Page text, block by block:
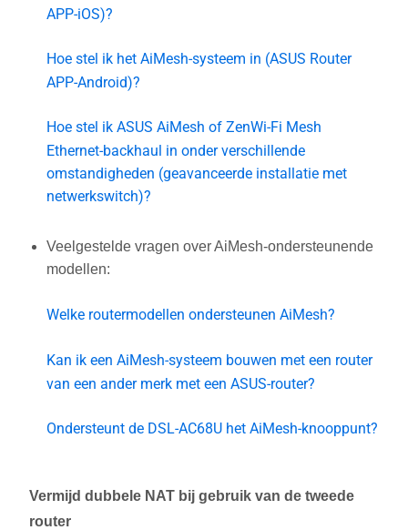
APP-iOS)?
Hoe stel ik het AiMesh-systeem in (ASUS Router
APP-Android)?
Hoe stel ik ASUS AiMesh of ZenWi-Fi Mesh
Ethernet-backhaul in onder verschillende
omstandigheden (geavanceerde installatie met
netwerkswitch)?
Veelgestelde vragen over AiMesh-ondersteunende
modellen:
Welke routermodellen ondersteunen AiMesh?
Kan ik een AiMesh-systeem bouwen met een router
van een ander merk met een ASUS-router?
Ondersteunt de DSL-AC68U het AiMesh-knooppunt?
Vermijd dubbele NAT bij gebruik van de tweede
router